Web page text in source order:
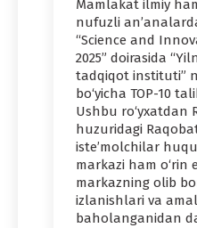
Mamlakat ilmiy
nufuzli
“Science and
2025” doirasida
tadqiqot instituti”
bo‘yicha TOP-10
Ushbu ro‘yxatdan
huzuridagi
iste’molchilar
markazi ham o‘rin
markazning olib
izlanishlari va
baholanganidan